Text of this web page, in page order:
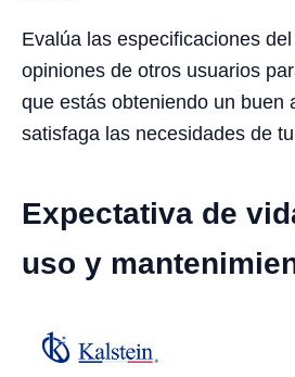
Evalúa las especificaciones
opiniones de otros usuarios
que estás obteniendo un buen
satisfaga las necesidades de
Expectativa de
uso y